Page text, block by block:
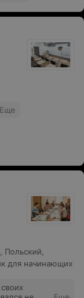
Еще
, Польский,
для начинающих